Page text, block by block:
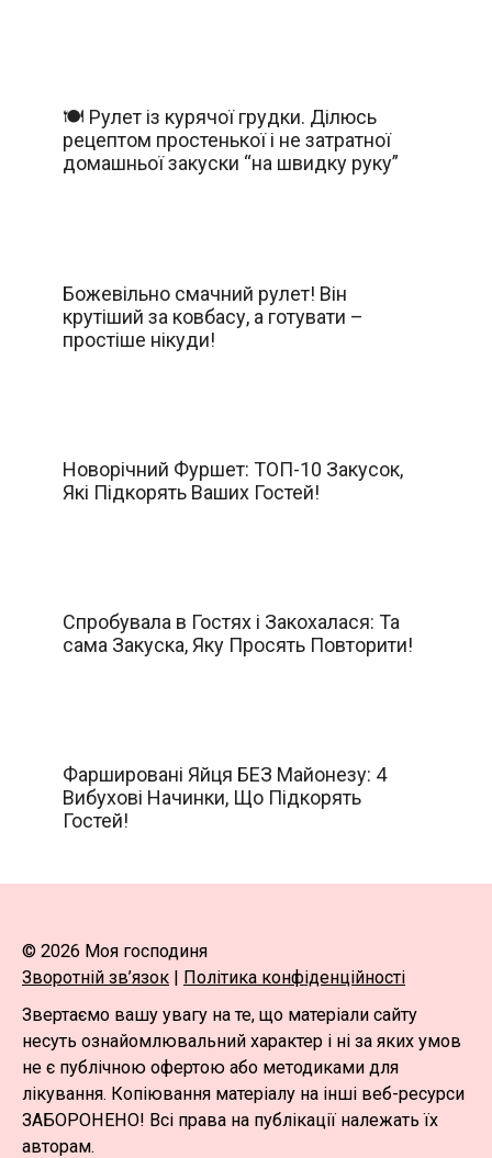
🍽️ Рулет із курячої грудки. Ділюсь
рецептом простенької і не затратної
домашньої закуски “на швидку руку”
Божевільно смачний рулет! Він
крутіший за ковбасу, а готувати –
простіше нікуди!
Новорічний Фуршет: ТОП-10 Закусок,
Які Підкорять Ваших Гостей!
Спробувала в Гостях і Закохалася: Та
сама Закуска, Яку Просять Повторити!
Фаршировані Яйця БЕЗ Майонезу: 4
Вибухові Начинки, Що Підкорять
Гостей!
© 2026 Моя господиня
Зворотній зв’язок | Політика конфіденційності
Звертаємо вашу увагу на те, що матеріали сайту
несуть ознайомлювальний характер і ні за яких умов
не є публічною офертою або методиками для
лікування. Копіювання матеріалу на інші веб-ресурси
ЗАБОРОНЕНО! Всі права на публікації належать їх
авторам.